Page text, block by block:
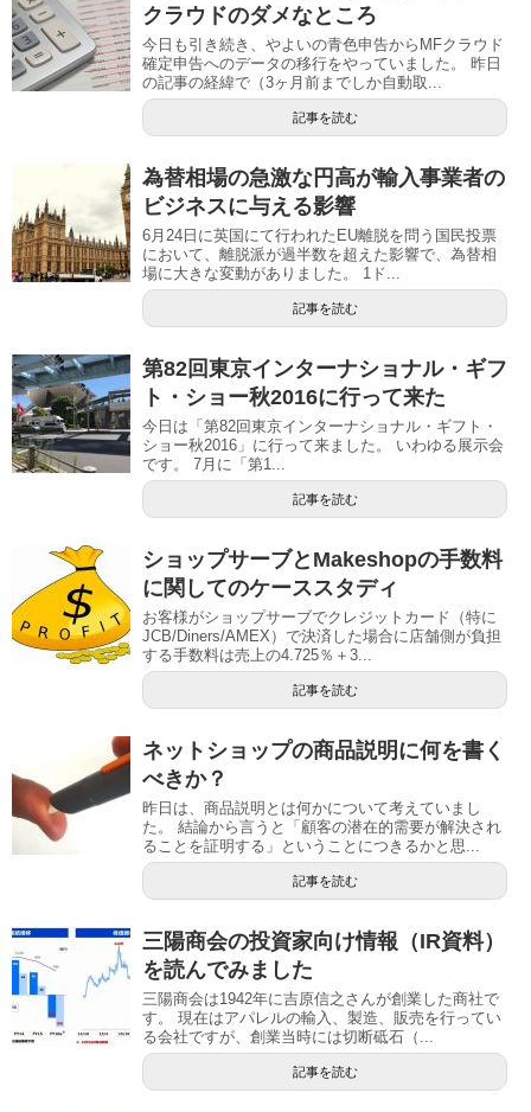
クラウドのダメなところ
今日も引き続き、やよいの青色申告からMFクラウド
確定申告へのデータの移行をやっていました。 昨日
の記事の経緯で（3ヶ月前までしか自動取...
記事を読む
為替相場の急激な円高が輸入事業者の
ビジネスに与える影響
6月24日に英国にて行われたEU離脱を問う国民投票
において、離脱派が過半数を超えた影響で、為替相
場に大きな変動がありました。 1ド...
記事を読む
第82回東京インターナショナル・ギフ
ト・ショー秋2016に行って来た
今日は「第82回東京インターナショナル・ギフト・
ショー秋2016」に行って来ました。 いわゆる展示会
です。 7月に「第1...
記事を読む
ショップサーブとMakeshopの手数料
に関してのケーススタディ
お客様がショップサーブでクレジットカード（特に
JCB/Diners/AMEX）で決済した場合に店舗側が負担
する手数料は売上の4.725％＋3...
記事を読む
ネットショップの商品説明に何を書く
べきか？
昨日は、商品説明とは何かについて考えていまし
た。 結論から言うと「顧客の潜在的需要が解決され
ることを証明する」ということにつきるかと思...
記事を読む
三陽商会の投資家向け情報（IR資料）
を読んでみました
三陽商会は1942年に吉原信之さんが創業した商社で
す。 現在はアパレルの輸入、製造、販売を行ってい
る会社ですが、創業当時には切断砥石（...
記事を読む